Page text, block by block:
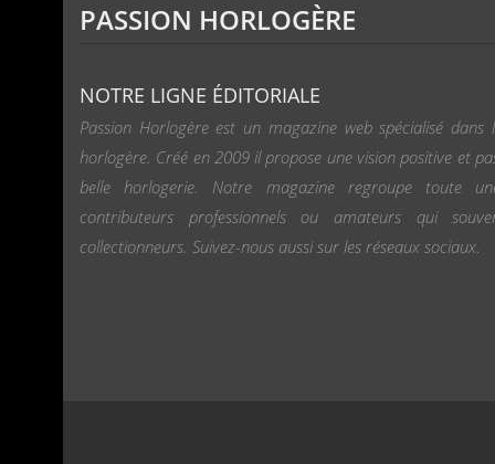
PASSION HORLOGÈRE
NOTRE LIGNE ÉDITORIALE
Passion Horlogère est un magazine web spécialisé dans
horlogère. Créé en 2009 il propose une vision positive et
belle horlogerie. Notre magazine regroupe toute
contributeurs professionnels ou amateurs qui
collectionneurs. Suivez-nous aussi sur les réseaux sociaux.